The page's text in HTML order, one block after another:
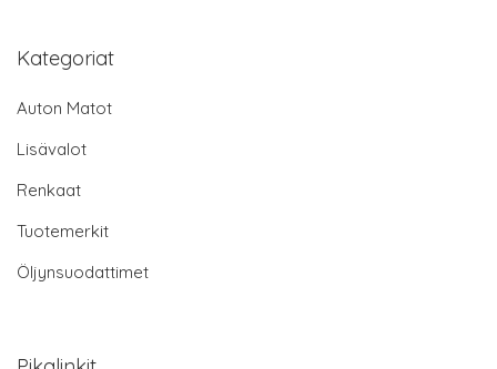
Kategoriat
Auton Matot
Lisävalot
Renkaat
Tuotemerkit
Öljynsuodattimet